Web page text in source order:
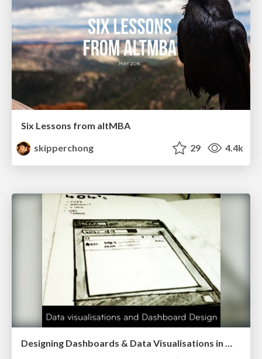
Six Lessons from altMBA
skipperchong
29 4.4k
Designing Dashboards & Data Visualisations in Web Apps